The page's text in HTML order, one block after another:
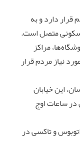
قرار دارد و به
متصل است.
مراکز
نیاز مردم قرار
این خیابان
ساعات اوج
و تاکسی در